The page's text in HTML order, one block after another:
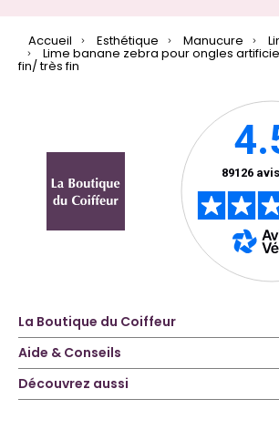
Accueil Esthétique Manucure
Lime banane zebra pour ongles
fin/ très fin
La Boutique du Coiffeur
Aide & Conseils
Découvrez aussi